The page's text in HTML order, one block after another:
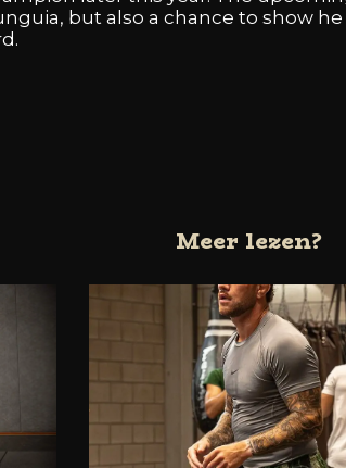
but also a chance to show he
Meer lezen?